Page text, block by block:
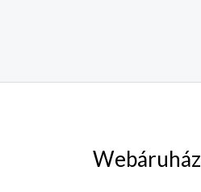
Webáruház